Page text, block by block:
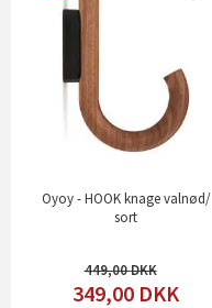
Oyoy - HOOK knage valnød/
sort
449,00
349,00 DKK